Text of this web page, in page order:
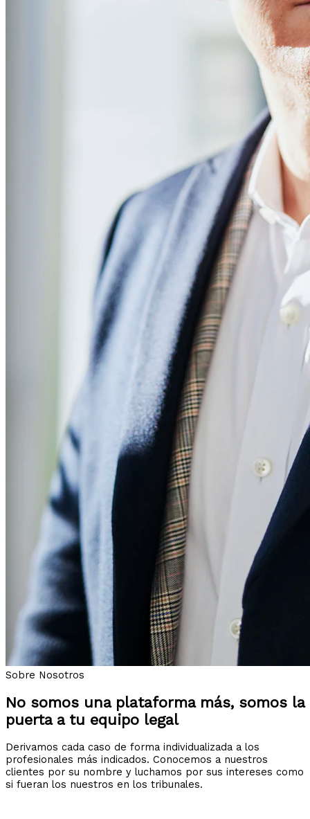
Sobre Nosotros
No somos una plataforma más, somos la
puerta a tu equipo legal
Derivamos cada caso de forma individualizada a los
profesionales más indicados. Conocemos a nuestros
clientes por su nombre y luchamos por sus intereses como
si fueran los nuestros en los tribunales.